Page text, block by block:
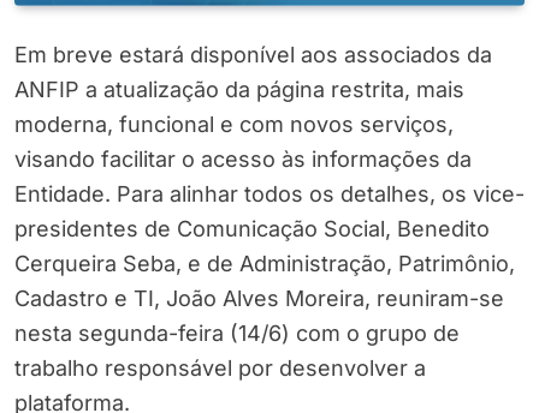
Em breve estará disponível aos associados da
ANFIP a atualização da página restrita, mais
moderna, funcional e com novos serviços,
visando facilitar o acesso às informações da
Entidade. Para alinhar todos os detalhes, os vice-
presidentes de Comunicação Social, Benedito
Cerqueira Seba, e de Administração, Patrimônio,
Cadastro e TI, João Alves Moreira, reuniram-se
nesta segunda-feira (14/6) com o grupo de
trabalho responsável por desenvolver a
plataforma.